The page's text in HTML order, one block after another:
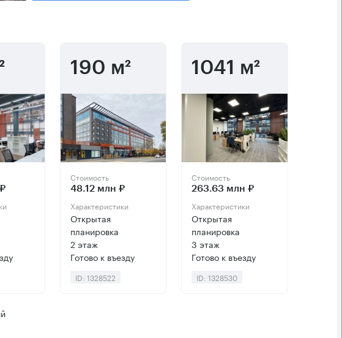
190 м²
Стоимость
48.12 млн ₽
Характеристики
Открытая
планировка
2 этаж
Готово к въезду
ID: 1328522
1041 м²
Стоимость
263.63 млн ₽
Характеристики
Открытая
планировка
3 этаж
Готово к въезду
ID: 1328530